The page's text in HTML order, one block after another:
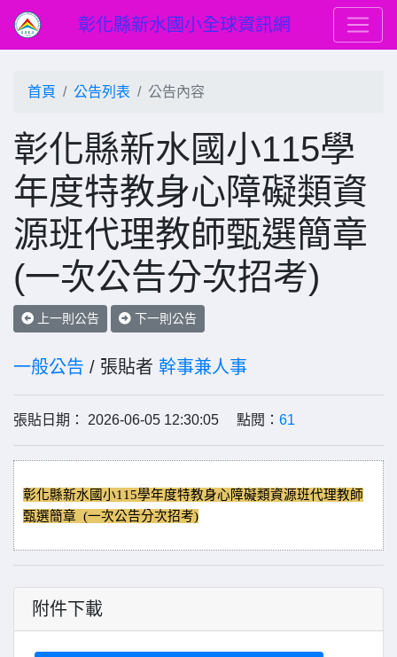
彰化縣新水國小全球資訊網
首頁 公告列表 公告內容
彰化縣新水國小115學
年度特教身心障礙類資
源班代理教師甄選簡章
(一次公告分次招考)
上一則公告 下一則公告
一般公告 / 張貼者 幹事兼人事
張貼日期： 2026-06-05 12:30:05 點閱： 61
彰化縣新水國小115學年度特教身心障礙類資源班代理教師
甄選簡章 (一次公告分次招考)
附件下載